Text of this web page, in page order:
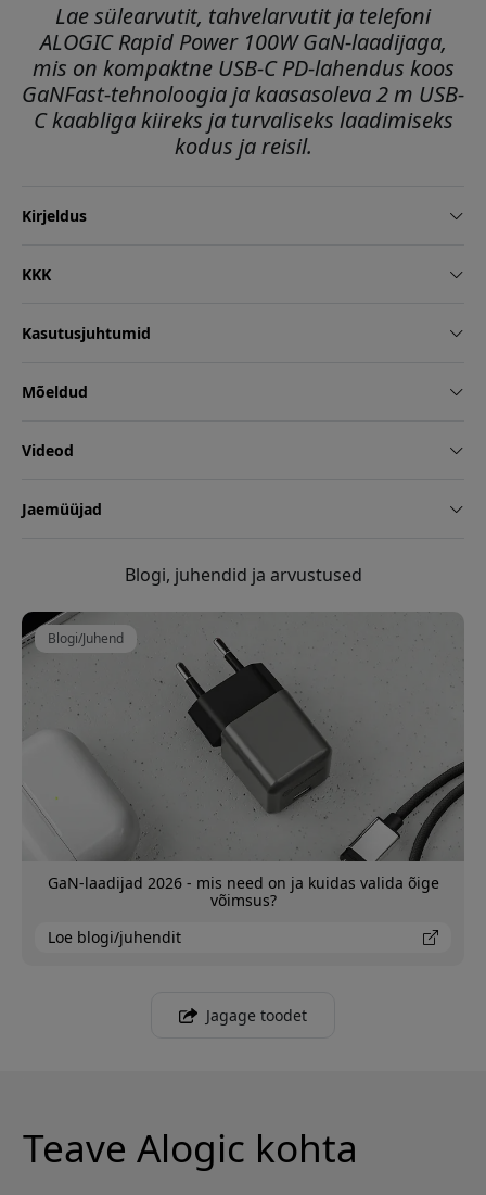
Lae sülearvutit, tahvelarvutit ja telefoni
ALOGIC Rapid Power 100W GaN-laadijaga,
mis on kompaktne USB-C PD-lahendus koos
GaNFast-tehnoloogia ja kaasasoleva 2 m USB-
C kaabliga kiireks ja turvaliseks laadimiseks
kodus ja reisil.
Kirjeldus
KKK
Kasutusjuhtumid
Mõeldud
Videod
Jaemüüjad
Blogi, juhendid ja arvustused
Blogi/Juhend
GaN-laadijad 2026 - mis need on ja kuidas valida õige
võimsus?
Loe blogi/juhendit
Jagage toodet
Teave Alogic kohta